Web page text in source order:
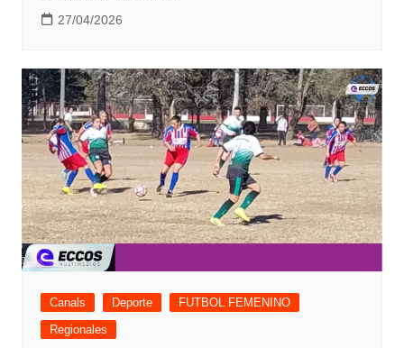
27/04/2026
Canals Deporte
FUTBOL FEMENINO
Regionales